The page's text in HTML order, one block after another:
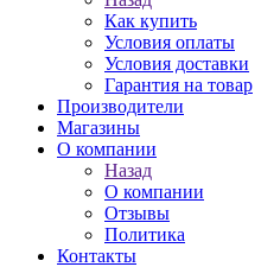
Как купить
Условия оплаты
Условия доставки
Гарантия на товар
Производители
Магазины
О компании
Назад
О компании
Отзывы
Политика
Контакты